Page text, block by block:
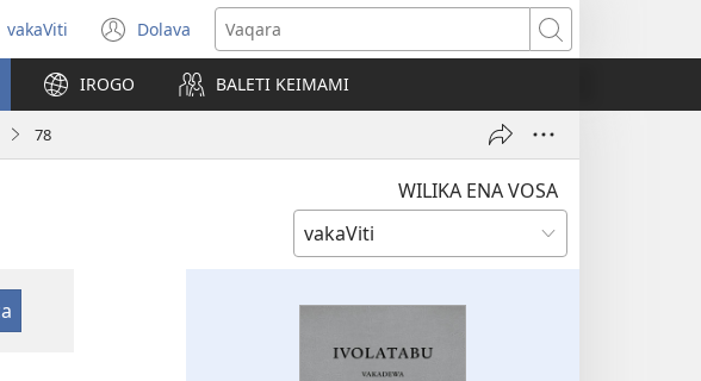
Digia
na
Vosa
vakaViti Dolava
(opens
new
window)
Vaqara
IROGO BALETI KEIMAMI
78
WILIKA ENA VOSA